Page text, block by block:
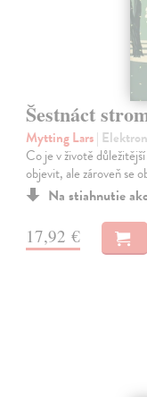
Šestnáct
Mytting Lars|
Co je v životě
objevit, ale zároveň se
Na stiahnutie
17,92 €